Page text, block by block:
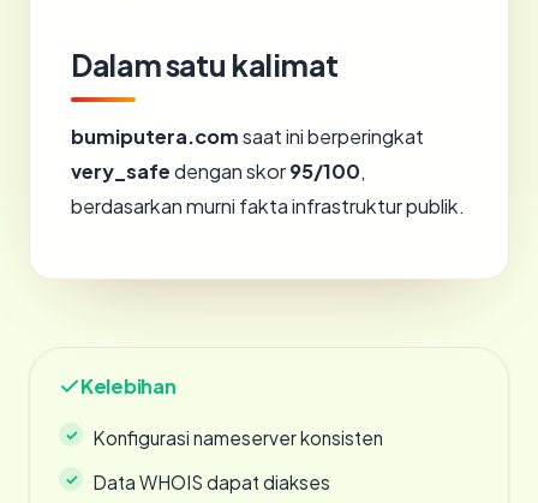
Dalam satu kalimat
bumiputera.comsaat ini berperingkat
very_safedengan skor95/100,
berdasarkan murni fakta infrastruktur publik.
Kelebihan
Konfigurasi nameserver konsisten
Data WHOIS dapat diakses